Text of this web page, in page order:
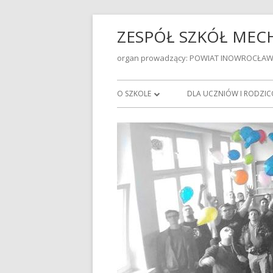
ZESPÓŁ SZKÓŁ
organ prowadzący: POWIAT
O SZKOLE
RADA PEDAGOGICZNA
PRACOWNICY ADMINISTRACJI I
OBSŁUGI
BIBLIOTEKA SZKOLNA
PLAN PRACY PEDAGOGA SZKOLNEGO
W ROKU SZKOLNYM 2023/2024
DLA UCZNIÓW I
STANDARDY OCHRONY
W ZSMIE
WYCHOWAWSTWA
SZKOLNYM 2025/2026
PRZEDMIOTOWE
EGZAMINY